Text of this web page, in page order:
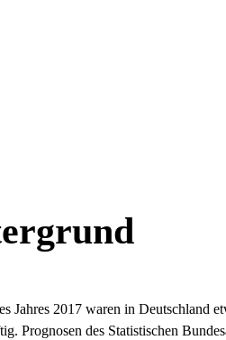
Jahres 2017 waren in Deutschland
Prognosen des Statistischen